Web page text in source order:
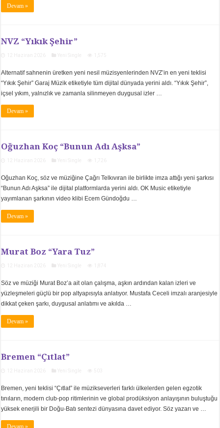
Devam »
NVZ “Yıkık Şehir”
Alternatif sahnenin üretken yeni nesil müzisyenlerinden NVZ’in en yeni teklisi
“Yıkık Şehir” Garaj Müzik etiketiyle tüm dijital dünyada yerini aldı. “Yıkık Şehir”,
içsel yıkım, yalnızlık ve zamanla silinmeyen duygusal izler …
Devam »
Oğuzhan Koç “Bunun Adı Aşksa”
Oğuzhan Koç, söz ve müziğine Çağrı Telkıvıran ile birlikte imza attığı yeni şarkısı
“Bunun Adı Aşksa” ile dijital platformlarda yerini aldı. OK Music etiketiyle
yayımlanan şarkının video klibi Ecem Gündoğdu …
Devam »
Murat Boz “Yara Tuz”
Söz ve müziği Murat Boz’a ait olan çalışma, aşkın ardından kalan izleri ve
yüzleşmeleri güçlü bir pop altyapısıyla anlatıyor. Mustafa Ceceli imzalı aranjesiyle
dikkat çeken şarkı, duygusal anlatımı ve akılda …
Devam »
Bremen “Çıtlat”
Bremen, yeni teklisi “Çıtlat” ile müzikseverleri farklı ülkelerden gelen egzotik
tınıların, modern club-pop ritimlerinin ve global prodüksiyon anlayışının buluştuğu
yüksek enerjili bir Doğu-Batı sentezi dünyasına davet ediyor. Söz yazarı ve …
Devam »